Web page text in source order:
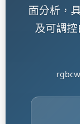
面分析，
及可調